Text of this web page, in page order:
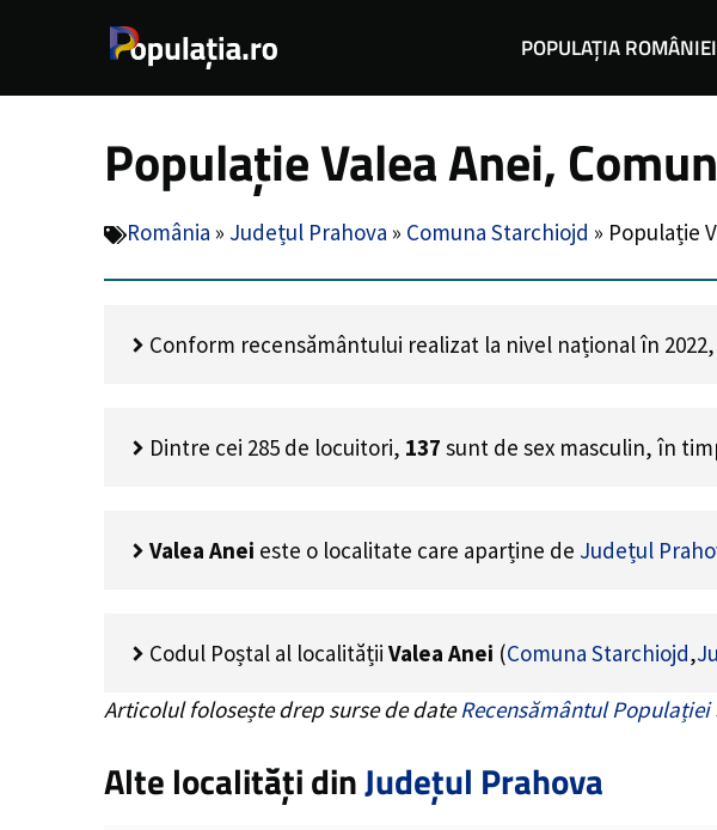
POPULAȚIA ROMÂNIEI
Populație Valea Anei,
România » Județul Prahova » Comuna Starchiojd » Populație
Conform recensământului realizat la nivel național în
Dintre cei 285 de locuitori, 137 sunt de sex masculin, în
Valea Anei este o localitate care aparține de Județul
Codul Poștal al localității Valea Anei (Comuna Starchiojd,
Articolul folosește drep surse de dateRecensământul Populației
Alte localități dinJudețul Prahova